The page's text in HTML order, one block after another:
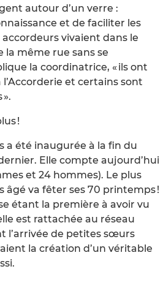
autour d’un verre :
et de faciliter les
accordeurs vivaient dans le
même rue sans se
la coordinatrice, « ils ont
et certains sont
!
a été inaugurée à la fin du
Elle compte aujourd’hui
et 24 hommes). Le plus
âgé va fêter ses 70 printemps !
étant la première à avoir vu
est rattachée au réseau
l’arrivée de petites sœurs
la création d’un véritable